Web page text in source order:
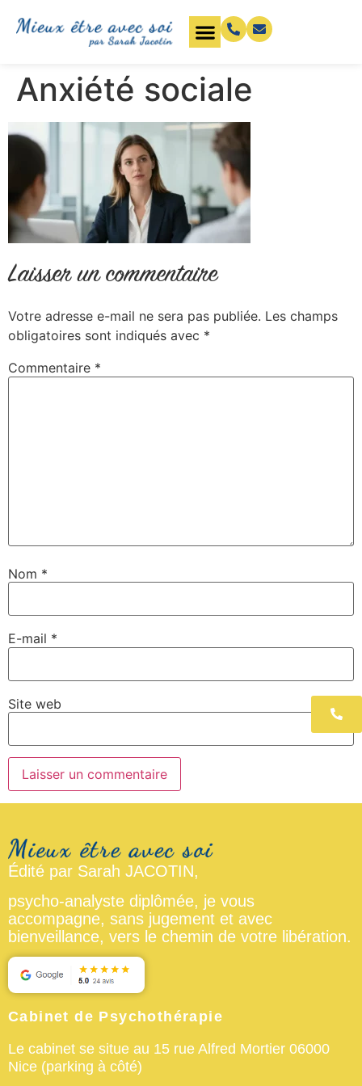
Anxiété sociale
Laisser un commentaire
Votre adresse e-mail ne sera pas publiée. Les champs
obligatoires sont indiqués avec *
Commentaire *
Nom *
E-mail *
Site web
Édité par Sarah JACOTIN,
psycho-analyste diplômée, je vous
accompagne, sans jugement et avec
bienveillance, vers le chemin de votre libération.
Cabinet de Psychothérapie
Le cabinet se situe au 15 rue Alfred Mortier 06000
Nice (parking à côté)